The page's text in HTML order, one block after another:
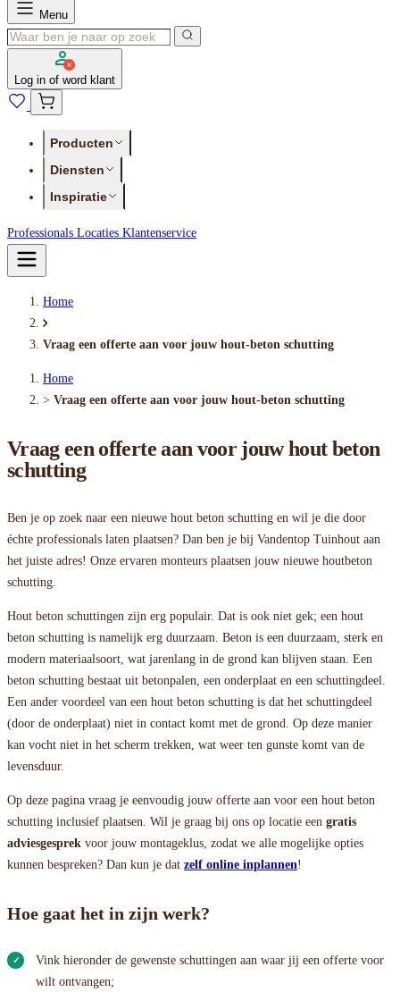
Menu
Log in of word klant
Producten
Diensten
Inspiratie
Professionals Locaties Klantenservice
Home
Vraag een offerte aan voor jouw hout-beton schutting
Home
> Vraag een offerte aan voor jouw hout-beton schutting
Vraag een offerte aan voor jouw hout beton
schutting
Ben je op zoek naar een nieuwe hout beton schutting en wil je die door
échte professionals laten plaatsen? Dan ben je bij Vandentop Tuinhout aan
het juiste adres! Onze ervaren monteurs plaatsen jouw nieuwe houtbeton
schutting.
Hout beton schuttingen zijn erg populair. Dat is ook niet gek; een hout
beton schutting is namelijk erg duurzaam. Beton is een duurzaam, sterk en
modern materiaalsoort, wat jarenlang in de grond kan blijven staan. Een
beton schutting bestaat uit betonpalen, een onderplaat en een schuttingdeel.
Een ander voordeel van een hout beton schutting is dat het schuttingdeel
(door de onderplaat) niet in contact komt met de grond. Op deze manier
kan vocht niet in het scherm trekken, wat weer ten gunste komt van de
levensduur.
Op deze pagina vraag je eenvoudig jouw offerte aan voor een hout beton
schutting inclusief plaatsen. Wil je graag bij ons op locatie een gratis
adviesgesprek voor jouw montageklus, zodat we alle mogelijke opties
kunnen bespreken? Dan kun je dat zelf online inplannen!
Hoe gaat het in zijn werk?
Vink hieronder de gewenste schuttingen aan waar jij een offerte voor
wilt ontvangen;